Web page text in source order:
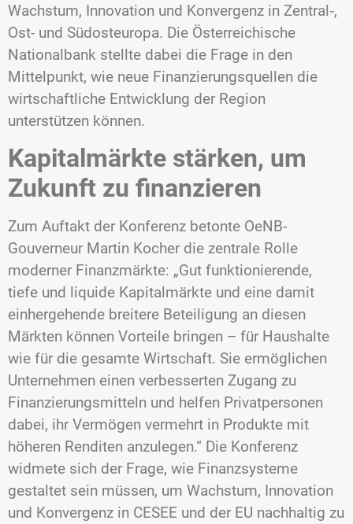
Wachstum, Innovation und Konvergenz in Zentral‑,
Ost- und Südosteuropa. Die Österreichische
Nationalbank stellte dabei die Frage in den
Mittelpunkt, wie neue Finanzierungsquellen die
wirtschaftliche Entwicklung der Region
unterstützen können.
Kapitalmärkte stärken, um
Zukunft zu finanzieren
Zum Auftakt der Konferenz betonte OeNB-
Gouverneur Martin Kocher die zentrale Rolle
moderner Finanzmärkte: „Gut funktionierende,
tiefe und liquide Kapitalmärkte und eine damit
einhergehende breitere Beteiligung an diesen
Märkten können Vorteile bringen – für Haushalte
wie für die gesamte Wirtschaft. Sie ermöglichen
Unternehmen einen verbesserten Zugang zu
Finanzierungsmitteln und helfen Privatpersonen
dabei, ihr Vermögen vermehrt in Produkte mit
höheren Renditen anzulegen.“ Die Konferenz
widmete sich der Frage, wie Finanzsysteme
gestaltet sein müssen, um Wachstum, Innovation
und Konvergenz in CESEE und der EU nachhaltig zu